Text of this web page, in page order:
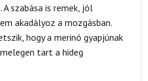
szabása is remek, jól
akadályoz a mozgásban.
hogy a merinó gyapjúnak
tart a hideg